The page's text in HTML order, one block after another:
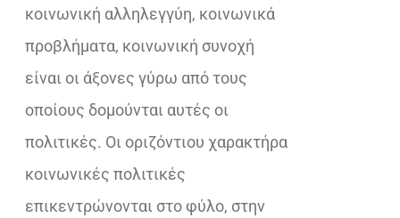
κοινωνική αλληλεγγύη, κοινωνικά
προβλήματα, κοινωνική συνοχή
είναι οι άξονες γύρω από τους
οποίους δομούνται αυτές οι
πολιτικές. Οι οριζόντιου χαρακτήρα
κοινωνικές πολιτικές
επικεντρώνονται στο φύλο, στην